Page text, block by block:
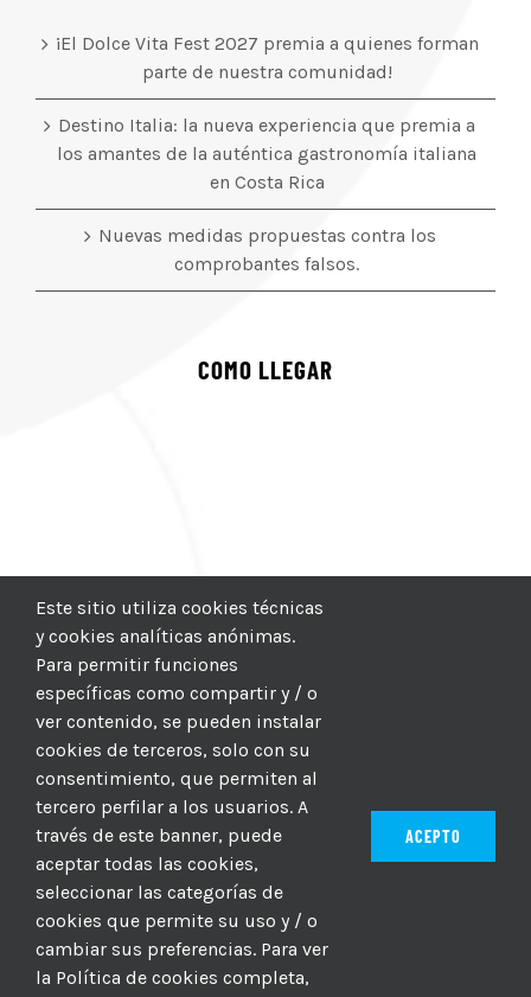
¡El Dolce Vita Fest 2027 premia a quienes forman
parte de nuestra comunidad!
Destino Italia: la nueva experiencia que premia a
los amantes de la auténtica gastronomía italiana
en Costa Rica
Nuevas medidas propuestas contra los
comprobantes falsos.
COMO LLEGAR
© 2012–2025 |CICIC| Hosting: Hosting Para PYMES
MBAGIO.COM
| Todos los derechos reservados
Este sitio utiliza cookies técnicas
y cookies analíticas anónimas.
Para permitir funciones
específicas como compartir y / o
ver contenido, se pueden instalar
cookies de terceros, solo con su
consentimiento, que permiten al
tercero perfilar a los usuarios. A
través de este banner, puede
aceptar todas las cookies,
seleccionar las categorías de
cookies que permite su uso y / o
cambiar sus preferencias. Para ver
la Política de cookies completa,
ACEPTO